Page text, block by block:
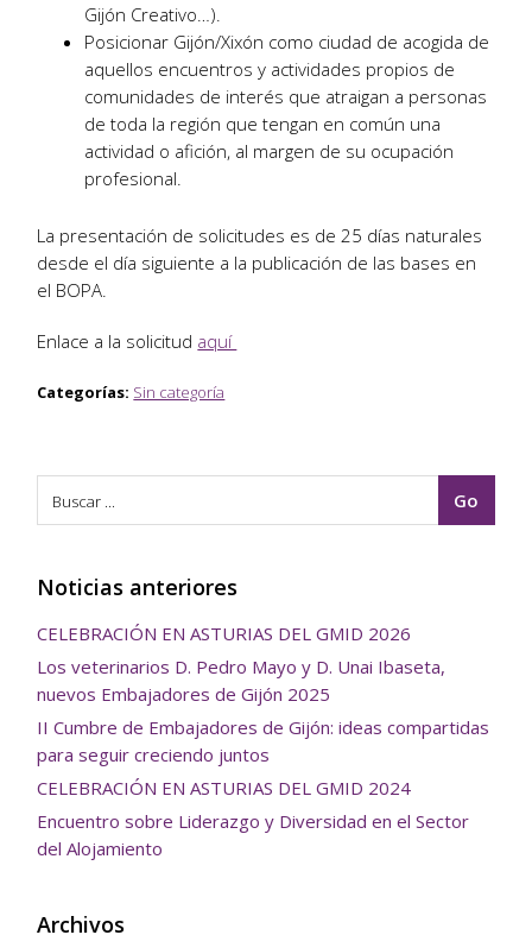
Gijón Creativo…).
Posicionar Gijón/Xixón como ciudad de acogida de
aquellos encuentros y actividades propios de
comunidades de interés que atraigan a personas
de toda la región que tengan en común una
actividad o afición, al margen de su ocupación
profesional.
La presentación de solicitudes es de 25 días naturales
desde el día siguiente a la publicación de las bases en
el BOPA.
Enlace a la solicitud aquí
Categorías: Sin categoría
Noticias anteriores
CELEBRACIÓN EN ASTURIAS DEL GMID 2026
Los veterinarios D. Pedro Mayo y D. Unai Ibaseta,
nuevos Embajadores de Gijón 2025
II Cumbre de Embajadores de Gijón: ideas compartidas
para seguir creciendo juntos
CELEBRACIÓN EN ASTURIAS DEL GMID 2024
Encuentro sobre Liderazgo y Diversidad en el Sector
del Alojamiento
Archivos